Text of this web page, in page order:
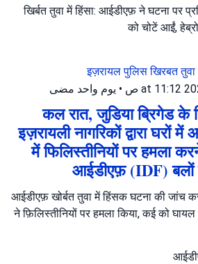
खिर्बत तुवा में हिंसा: आईडीएफ़ ने घटना पर
को चोटें आईं,
इज़रायल पुलिसखिरबत तुवा
• يوم واحد مضى
कल रात, जुडिया ब्रिगेड के
इज़रायली नागरिकों द्वारा घरों
में फिलिस्तीनियों पर हमला
आईडीएफ़ (IDF) बलों
आईडीएफ़ खोर्बत तुवा में हिंसक घटना की जांच कर
ने फ़िलिस्तीनियों पर हमला किया, कई को